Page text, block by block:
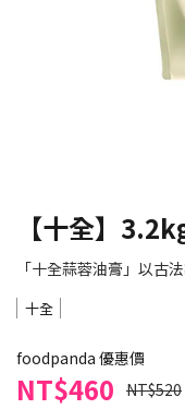
【十全】
「十全蒜蓉油膏」以古
十全
foodpanda 優惠價
NT$460 NT$520